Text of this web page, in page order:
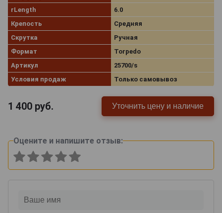
rLength
6.0
Крепость
Средняя
Скрутка
Ручная
Формат
Torpedo
Артикул
25700/s
Условия продаж
Только самовывоз
1 400 руб. Уточнить цену и наличие
Оцените и напишите отзыв: